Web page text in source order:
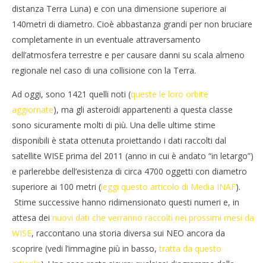
distanza Terra Luna) e con una dimensione superiore ai
140metri di diametro. Cioè abbastanza grandi per non bruciare
completamente in un eventuale attraversamento
dell’atmosfera terrestre e per causare danni su scala almeno
regionale nel caso di una collisione con la Terra.
Ad oggi, sono 1421 quelli noti (queste le loro orbite
aggiornate), ma gli asteroidi appartenenti a questa classe
sono sicuramente molti di più. Una delle ultime stime
disponibili è stata ottenuta proiettando i dati raccolti dal
satellite WISE prima del 2011 (anno in cui è andato “in letargo”)
e parlerebbe dell’esistenza di circa 4700 oggetti con diametro
superiore ai 100 metri (leggi questo articolo di Media INAF).
Stime successive hanno ridimensionato questi numeri e, in
attesa dei nuovi dati che verranno raccolti nei prossimi mesi da
WISE, raccontano una storia diversa sui NEO ancora da
scoprire (vedi l’immagine più in basso,tratta da questo